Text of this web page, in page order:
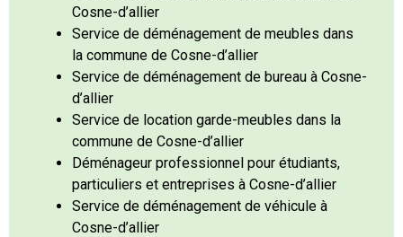
Cosne-d’allier
Service de déménagement de meubles dans
la commune de Cosne-d’allier
Service de déménagement de bureau à Cosne-
d’allier
Service de location garde-meubles dans la
commune de Cosne-d’allier
Déménageur professionnel pour étudiants,
particuliers et entreprises à Cosne-d’allier
Service de déménagement de véhicule à
Cosne-d’allier